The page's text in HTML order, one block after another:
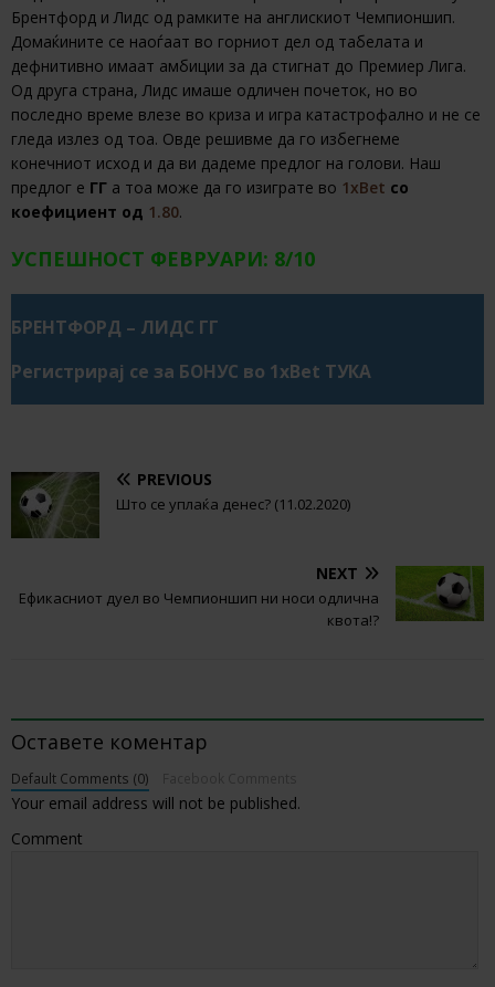
Брентфорд и Лидс од рамките на англискиот Чемпионшип.
Домаќините се наоѓаат во горниот дел од табелата и
дефнитивно имаат амбиции за да стигнат до Премиер Лига.
Од друга страна, Лидс имаше одличен почеток, но во
последно време влезе во криза и игра катастрофално и не се
гледа излез од тоа. Овде решивме да го избегнеме
конечниот исход и да ви дадеме предлог на голови. Наш
предлог е ГГ а тоа може да го изиграте во 1xBet со
коефициент од 1.80.
УСПЕШНОСТ ФЕВРУАРИ: 8/10
БРЕНТФОРД – ЛИДС ГГ
Регистрирај се за БОНУС во 1xBet ТУКА
PREVIOUS
Што се уплаќа денес? (11.02.2020)
NEXT
Ефикасниот дуел во Чемпионшип ни носи одлична
квота!?
Оставете коментар
Default Comments (0)
Your email address will not be published.
Comment